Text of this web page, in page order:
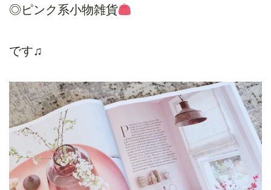
◎ピンク系小物雑貨
です♫